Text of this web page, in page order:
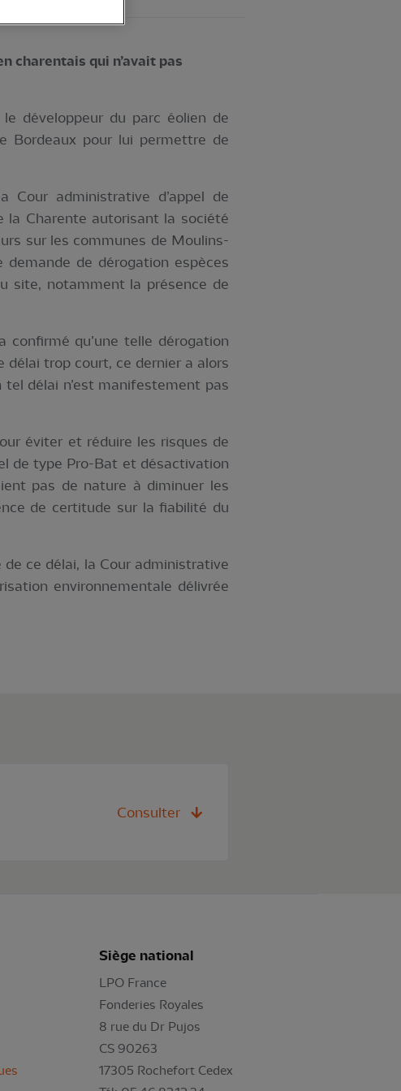
charentais qui n’avait pas
développeur du parc éolien de
Bordeaux pour lui permettre de
Cour administrative d’appel de
la Charente autorisant la société
sur les communes de Moulins-
demande de dérogation espèces
site, notamment la présence de
confirmé qu’une telle dérogation
délai trop court, ce dernier a alors
tel délai n’est manifestement pas
éviter et réduire les risques de
de type Pro-Bat et désactivation
pas de nature à diminuer les
de certitude sur la fiabilité du
ce délai, la Cour administrative
environnementale délivrée
Consulter
Siège national
LPO France
Fonderies Royales
8 rue du Dr Pujos
CS 90263
17305 Rochefort Cedex